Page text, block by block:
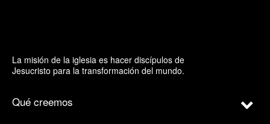
La misión de la iglesia es hacer discípulos de
Jesucristo para la transformación del mundo.
Qué creemos